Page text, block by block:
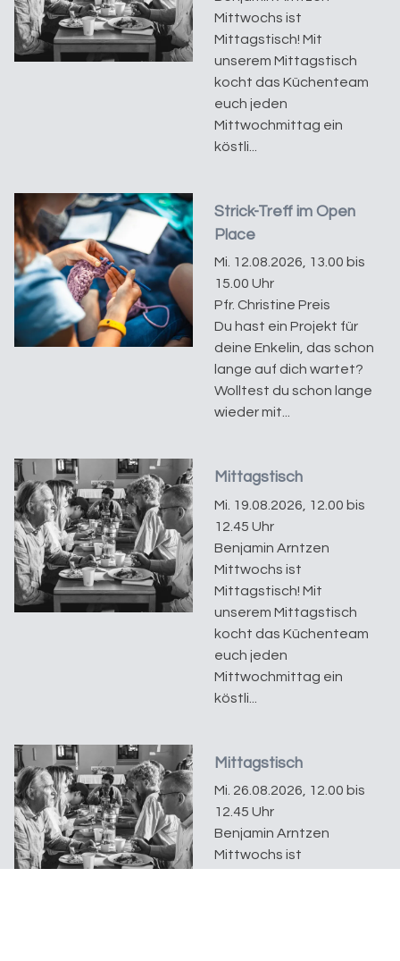
Mittwochs ist
Mittagstisch! Mit
unserem Mittagstisch
kocht das Küchenteam
euch jeden
Mittwochmittag ein
köstli...
Strick-Treff im Open
Place
Mi. 12.08.2026, 13.00 bis
15.00 Uhr
Pfr. Christine Preis
Du hast ein Projekt für
deine Enkelin, das schon
lange auf dich wartet?
Wolltest du schon lange
wieder mit...
Mittagstisch
Mi. 19.08.2026, 12.00 bis
12.45 Uhr
Benjamin Arntzen
Mittwochs ist
Mittagstisch! Mit
unserem Mittagstisch
kocht das Küchenteam
euch jeden
Mittwochmittag ein
köstli...
Mittagstisch
Mi. 26.08.2026, 12.00 bis
12.45 Uhr
Benjamin Arntzen
Mittwochs ist